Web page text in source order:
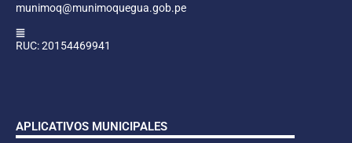
munimoq@munimoquegua.gob.pe
RUC: 20154469941
APLICATIVOS MUNICIPALES